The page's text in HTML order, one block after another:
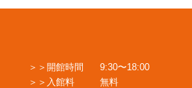
稿
ナ
開館時間
9:30〜18:00
入館料
無料